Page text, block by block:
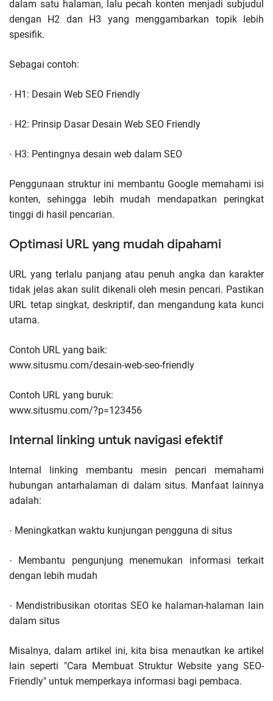
dalam satu halaman, lalu pecah konten menjadi subjudul
dengan H2 dan H3 yang menggambarkan topik lebih
spesifik.
Sebagai contoh:
· H1: Desain Web SEO Friendly
· H2: Prinsip Dasar Desain Web SEO Friendly
· H3: Pentingnya desain web dalam SEO
Penggunaan struktur ini membantu Google memahami isi
konten, sehingga lebih mudah mendapatkan peringkat
tinggi di hasil pencarian.
Optimasi URL yang mudah dipahami
URL yang terlalu panjang atau penuh angka dan karakter
tidak jelas akan sulit dikenali oleh mesin pencari. Pastikan
URL tetap singkat, deskriptif, dan mengandung kata kunci
utama.
Contoh URL yang baik:
www.situsmu.com/desain-web-seo-friendly
Contoh URL yang buruk:
www.situsmu.com/?p=123456
Internal linking untuk navigasi efektif
Internal linking membantu mesin pencari memahami
hubungan antarhalaman di dalam situs. Manfaat lainnya
adalah:
· Meningkatkan waktu kunjungan pengguna di situs
· Membantu pengunjung menemukan informasi terkait
dengan lebih mudah
· Mendistribusikan otoritas SEO ke halaman-halaman lain
dalam situs
Misalnya, dalam artikel ini, kita bisa menautkan ke artikel
lain seperti "Cara Membuat Struktur Website yang SEO-
Friendly" untuk memperkaya informasi bagi pembaca.